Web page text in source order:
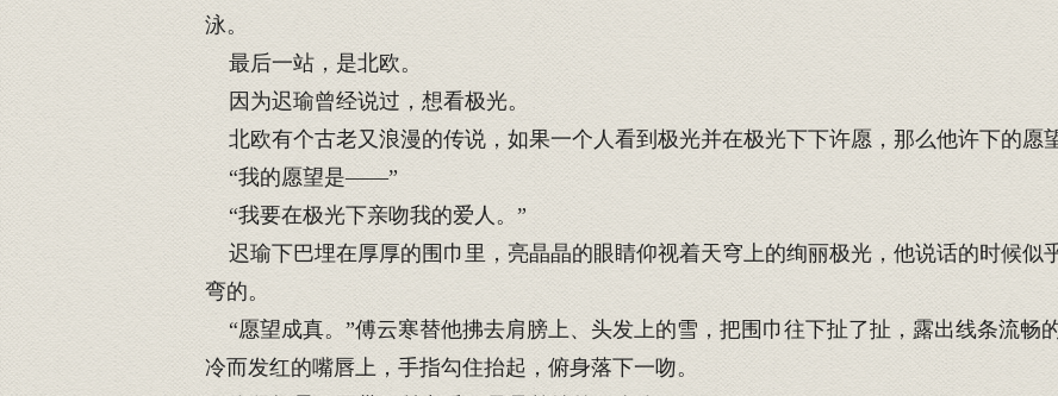
泳。
最后一站，是北欧。
因为迟瑜曾经说过，想看极光。
北欧有个古老又浪漫的传说，如果一个人看到极光并在极光下下许愿，那么他许下的愿
“我的愿望是——”
“我要在极光下亲吻我的爱人。”
迟瑜下巴埋在厚厚的围巾里，亮晶晶的眼睛仰视着天穹上的绚丽极光，他说话的时候似
弯的。
“愿望成真。”傅云寒替他拂去肩膀上、头发上的雪，把围巾往下扯了扯，露出线条流畅
冷而发红的嘴唇上，手指勾住抬起，俯身落下一吻。